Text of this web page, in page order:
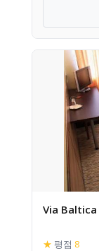
Via Baltica
★ 평점 8